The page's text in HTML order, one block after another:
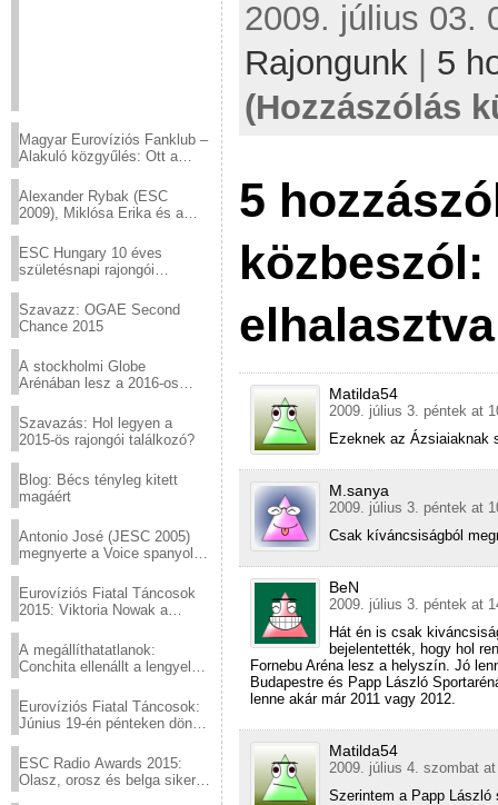
Magyar Eurovíziós Fanklub –
Alakuló közgyűlés: Ott a
Alexander Rybak (ESC
2009), Miklósa Erika és a
sztárjai a Margitszigeten
ESC Hungary 10 éves
születésnapi rajongói
Szavazz: OGAE Second
Chance 2015
A stockholmi Globe
Arénában lesz a 2016-os
Szavazás: Hol legyen a
2015-ös rajongói találkozó?
Blog: Bécs tényleg kitett
magáért
Antonio José (JESC 2005)
megnyerte a Voice spanyol
Eurovíziós Fiatal Táncosok
2015: Viktoria Nowak a
A megállíthatatlanok:
Conchita ellenállt a lengyel
Eurovíziós Fiatal Táncosok:
Június 19-én pénteken döntő
ESC Radio Awards 2015:
Olasz, orosz és belga siker,
2009. július 03.
Rajongunk
5
(Hozzászólás
5
elhalasztva
Matilda54
2009. július 3. péntek at
Ezeknek az Ázsiaiaknak
M.sanya
2009. július 3. péntek at
Csak kíváncsiságból
BeN
2009. július 3. péntek at
Hát én is csak
bejelentették, hogy hol
Fornebu Aréna lesz a helyszín. Jó
Budapestre és Papp László
lenne akár már 2011 vagy 2012.
Matilda54
2009. július 4. szombat
Szerintem a Papp László